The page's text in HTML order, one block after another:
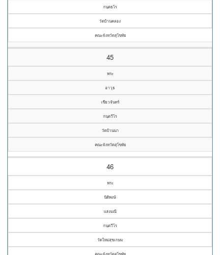
กนฺตธโร
วัดบ้านคลอง
คณะจังหวัดสุโขทัย
45
พระ
อาวุธ
เขียวจันทร์
กนฺตวีโร
วัดบ้านนา
คณะจังหวัดสุโขทัย
46
พระ
นิติพงษ์
แสงมณี
กนฺตวีโร
วัดใหม่สุขเกษม
คณะจังหวัดสุโขทัย